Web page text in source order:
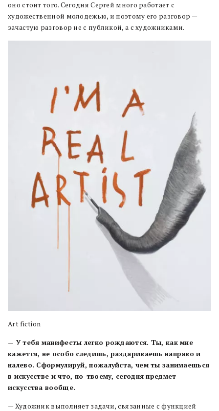
оно стоит того. Сегодня Сергей много работает с
художественной молодежью, и поэтому его разговор —
зачастую разговор не с публикой, а с художниками.
Art fiction
— У тебя манифесты легко рождаются. Ты, как мне
кажется, не особо следишь, раздариваешь направо и
налево. Сформулируй, пожалуйста, чем ты занимаешься
в искусстве и что, по-твоему, сегодня предмет
искусства вообще.
— Художник выполняет задачи, связанные с функцией